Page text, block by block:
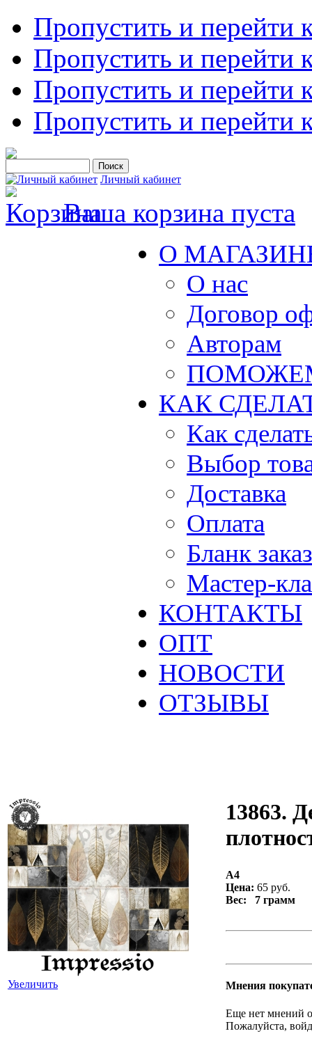
Пропустить и перейти
Пропустить и перейти
Пропустить и перейти
Пропустить и перейти
Личный кабинет
Ваша корзина пуста
О
О нас
Договор
Авторам
КАК
Как
Выбор
Доставка
Оплата
Бланк
Мастер-
КОНТАКТЫ
ОПТ
НОВОСТИ
ОТЗЫВЫ
Увеличить
13863.
А4
Цена: 65 руб.
Вес: 7 грамм
Мнения
Еще нет мнений
Пожалуйста,